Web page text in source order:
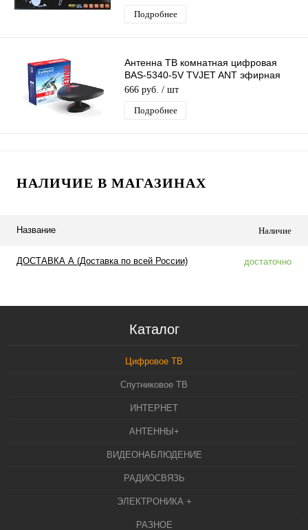
Подробнее
Антенна ТВ комнатная цифровая
BAS-5340-5V TVJET ANT эфирная
для DVB-T2 телевидения Рэмо
666 руб. / шт
Подробнее
НАЛИЧИЕ В МАГАЗИНАХ
Название Наличие
ДОСТАВКА А (Доставка по всей России) достаточно
Каталог
Цифровое ТВ
Спутниковое ТВ
ИНТЕРНЕТ
АНТЕННЫ+
ВИДЕОНАБЛЮДЕНИЕ
РАДИОСВЯЗЬ
ЭЛЕКТРОНИКА +
РАЗНОЕ